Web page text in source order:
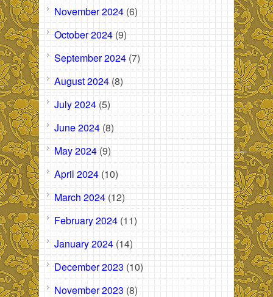
November 2024 (6)
October 2024 (9)
September 2024 (7)
August 2024 (8)
July 2024 (5)
June 2024 (8)
May 2024 (9)
April 2024 (10)
March 2024 (12)
February 2024 (11)
January 2024 (14)
December 2023 (10)
November 2023 (8)